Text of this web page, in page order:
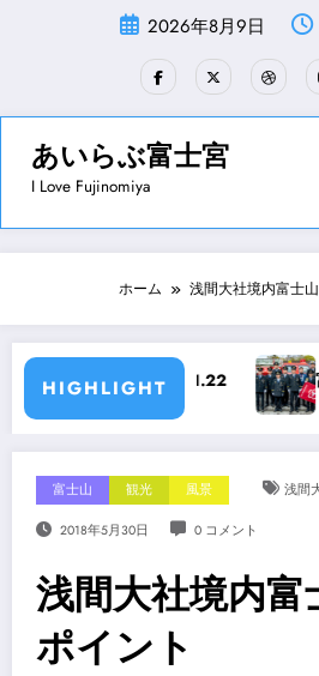
へ
2026年8月9日
あいらぶ富士宮
I Love Fujinomiya
ホーム 浅間大社境内富士
HIGHLIGHT
2019.1.22 富士宮市消防
富士山 観光 風景 浅間
2018年5月30日 0 コメント
浅間大社境内
ポイント